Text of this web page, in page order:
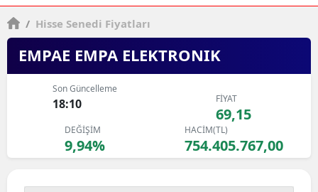
/ Hisse Senedi Fiyatları
EMPAE EMPA ELEKTRONIK
Son Güncelleme
18:10 FİYAT
69,15
DEĞİŞİM
9,94%
HACİM(TL)
754.405.767,00